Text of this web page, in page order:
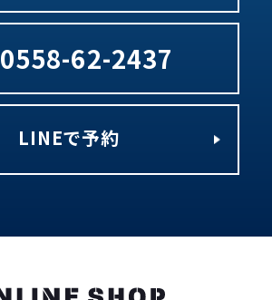
0558-62-2437
LINEで予約